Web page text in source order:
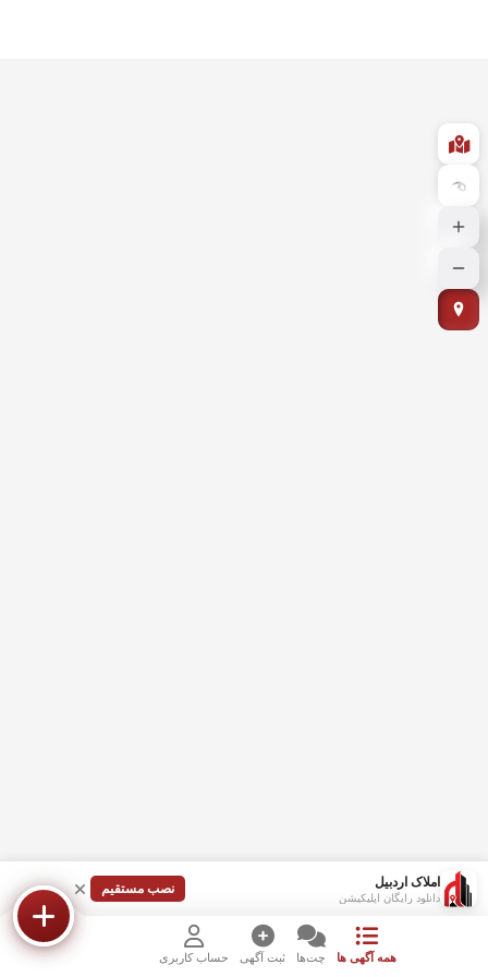
املاک اردبیل
دانلود رایگان اپلیکیشن
نصب مستقیم
همه آگهی ها چت‌ها ثبت آگهی حساب کاربری